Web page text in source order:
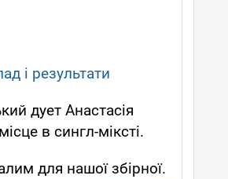
і результати
дует Анастасія
в сингл-міксті.
для нашої збірної.